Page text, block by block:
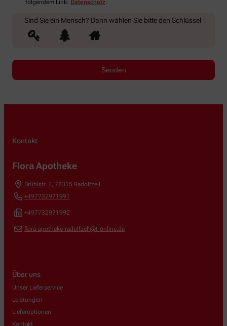
folgendem Link: Datenschutz.
Sind Sie ein Mensch? Dann wählen Sie bitteden Schlüssel
Kontakt
Flora Apotheke
Brühlstr. 2, 78315 Radolfzell
+497732971991
+497732971992
flora-apotheke-radolfzell@t-online.de
Über uns
Unser Lieferservice
Leistungen
Lieferoptionen
Kontakt